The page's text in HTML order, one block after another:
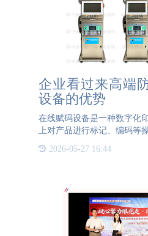
企业看过来高端
设备的优势
在线赋码设备是一种数字化
上对产品进行标记、编码等
是围绕企业使用在线赋码设
2026-05-27 16:44